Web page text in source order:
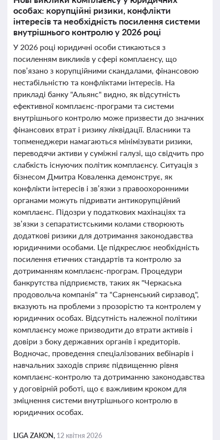
особах: корупційні ризики, конфлікти
інтересів та необхідність посилення системи
внутрішнього контролю у 2026 році
У 2026 році юридичні особи стикаються з
посиленням викликів у сфері комплаєнсу, що
пов’язано з корупційними скандалами, фінансовою
нестабільністю та конфліктами інтересів. На
прикладі банку "Альянс" видно, як відсутність
ефективної комплаєнс-програми та системи
внутрішнього контролю може призвести до значних
фінансових втрат і ризику ліквідації. Власники та
топменеджери намагаються мінімізувати ризики,
переводячи активи у суміжні галузі, що свідчить про
слабкість існуючих політик комплаєнсу. Ситуація з
бізнесом Дмитра Коваленка демонструє, як
конфлікти інтересів і зв’язки з правоохоронними
органами можуть підривати антикорупційний
комплаєнс. Підозри у податкових махінаціях та
зв’язки з сепаратистськими колами створюють
додаткові ризики для дотримання законодавства
юридичними особами. Це підкреслює необхідність
посилення етичних стандартів та контролю за
дотриманням комплаєнс-програм. Процедури
банкрутства підприємств, таких як "Черкаська
продовольча компанія" та "Сарненський сирзавод",
вказують на проблеми з прозорістю та контролем у
юридичних особах. Відсутність належної політики
комплаєнсу може призводити до втрати активів і
довіри з боку державних органів і кредиторів.
Водночас, проведення спеціалізованих вебінарів і
навчальних заходів сприяє підвищенню рівня
комплаєнс-контролю та дотриманню законодавства
у договірній роботі, що є важливим кроком для
зміцнення системи внутрішнього контролю в
юридичних особах.
LIGA ZAKON, 12 квітня 2026